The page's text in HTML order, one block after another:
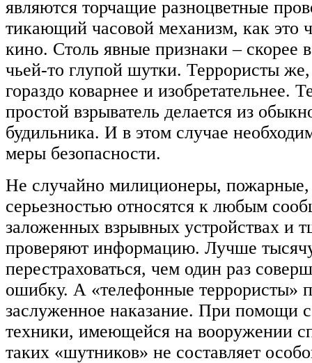
являются торчащие разноцветные
тикающий часовой механизм, как это
кино. Столь явные признаки – скорее
чьей-то глупой шутки. Террористы
гораздо коварнее и изобретательнее.
простой взрыватель делается из
будильника. И в этом случае
меры безопасности.
Не случайно милиционеры, пожарные,
серьезностью относятся к любым
заложенных взрывных устройствах и
проверяют информацию. Лучше
перестраховаться, чем один раз
ошибку. А «телефонные террористы»
заслуженное наказание. При помощи
техники, имеющейся на вооружении
таких «шутников» не составляет